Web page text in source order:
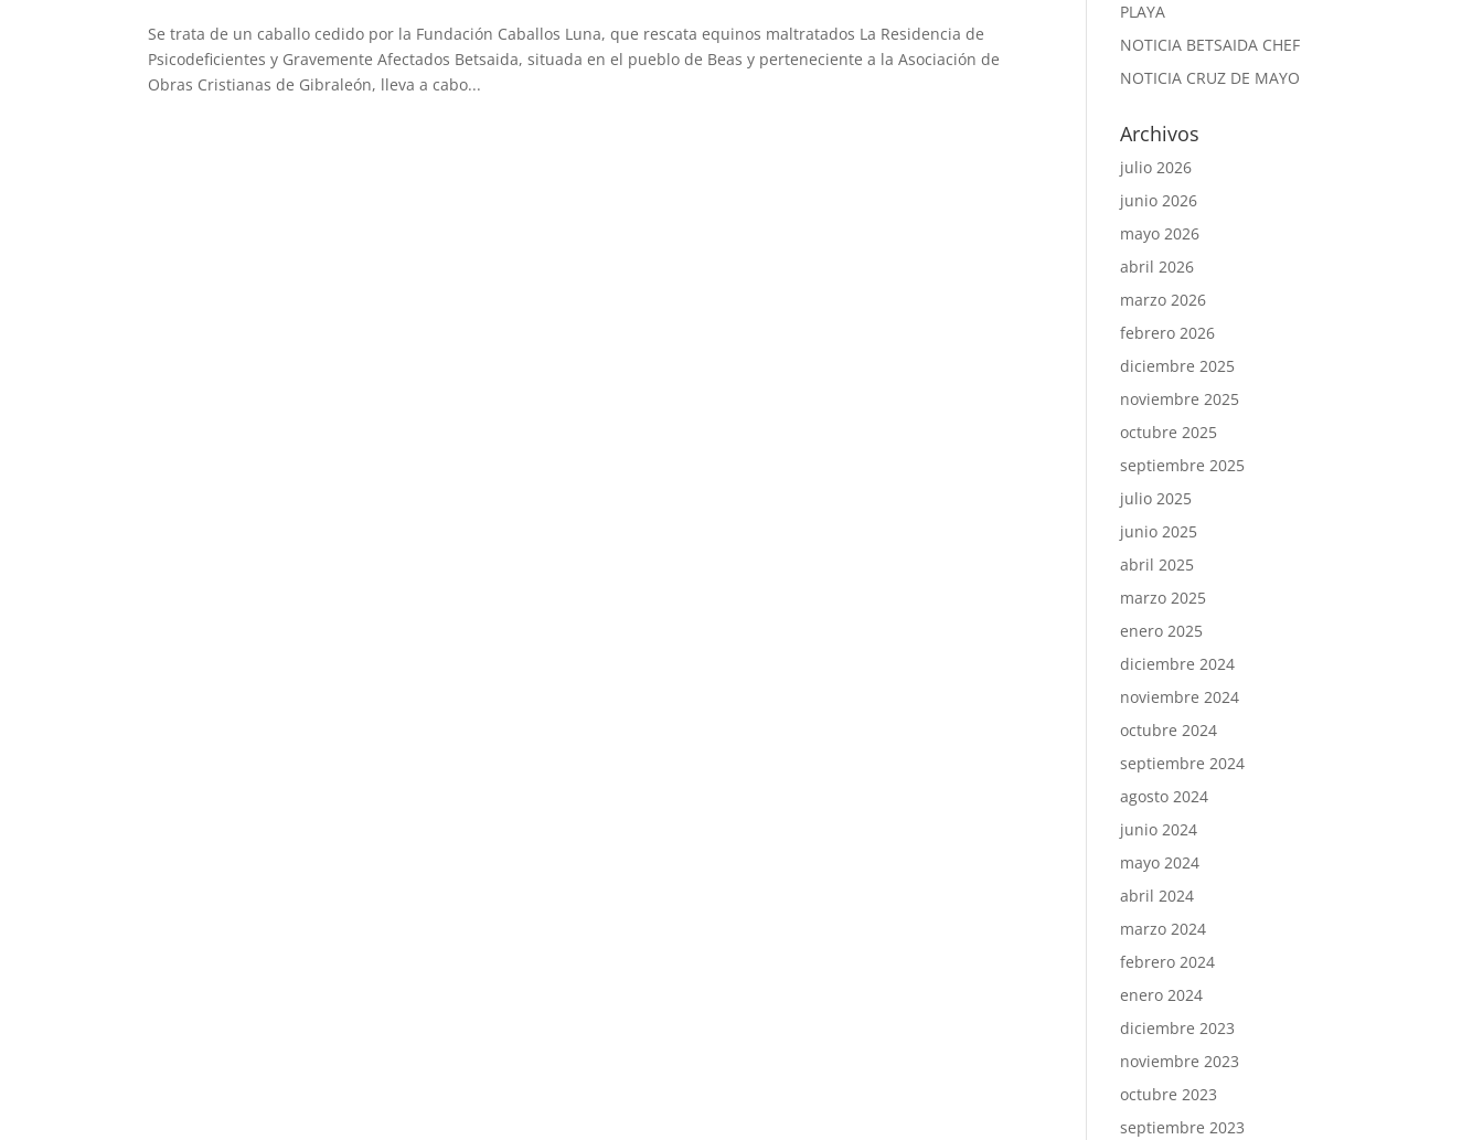
Se trata de un caballo cedido por la Fundación Caballos Luna, que rescata equinos maltratados La Residencia de
Psicodeficientes y Gravemente Afectados Betsaida, situada en el pueblo de Beas y perteneciente a la Asociación de
Obras Cristianas de Gibraleón, lleva a cabo...
PLAYA
NOTICIA BETSAIDA CHEF
NOTICIA CRUZ DE MAYO
Archivos
julio 2026
junio 2026
mayo 2026
abril 2026
marzo 2026
febrero 2026
diciembre 2025
noviembre 2025
octubre 2025
septiembre 2025
julio 2025
junio 2025
abril 2025
marzo 2025
enero 2025
diciembre 2024
noviembre 2024
octubre 2024
septiembre 2024
agosto 2024
junio 2024
mayo 2024
abril 2024
marzo 2024
febrero 2024
enero 2024
diciembre 2023
noviembre 2023
octubre 2023
septiembre 2023